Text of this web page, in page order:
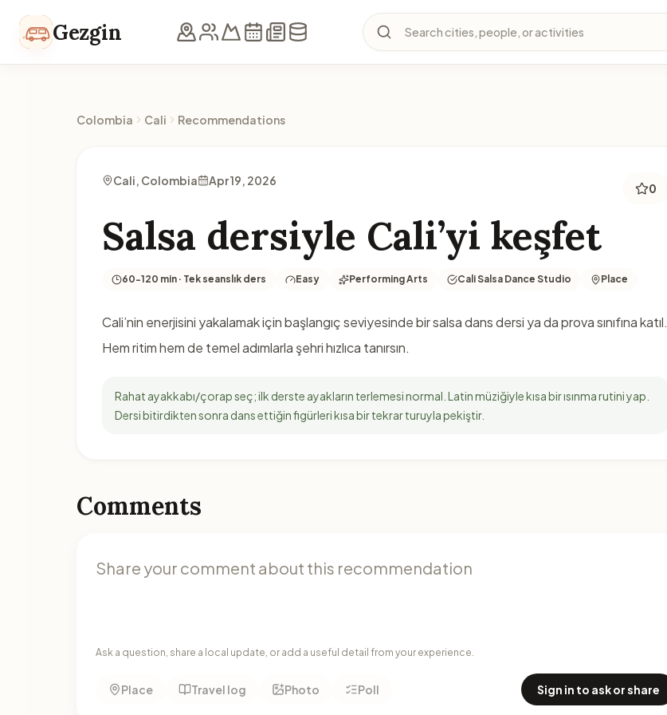
Gezgin Search cities, people, or activities
Colombia Cali Recommendations
Cali, Colombia Apr 19, 2026
0
Salsa dersiyle Cali’yi keşfet
60-120 min · Tek seanslık ders Easy Performing Arts Cali Salsa Dance Studio Place
Cali’nin enerjisini yakalamak için başlangıç seviyesinde bir salsa dans dersi ya da prova sınıfına katıl.
Hem ritim hem de temel adımlarla şehri hızlıca tanırsın.
Rahat ayakkabı/çorap seç; ilk derste ayakların terlemesi normal. Latin müziğiyle kısa bir ısınma rutini yap.
Dersi bitirdikten sonra dans ettiğin figürleri kısa bir tekrar turuyla pekiştir.
Comments
Ask a question, share a local update, or add a useful detail from your experience.
Place Travel log Photo Poll Sign in to ask or share